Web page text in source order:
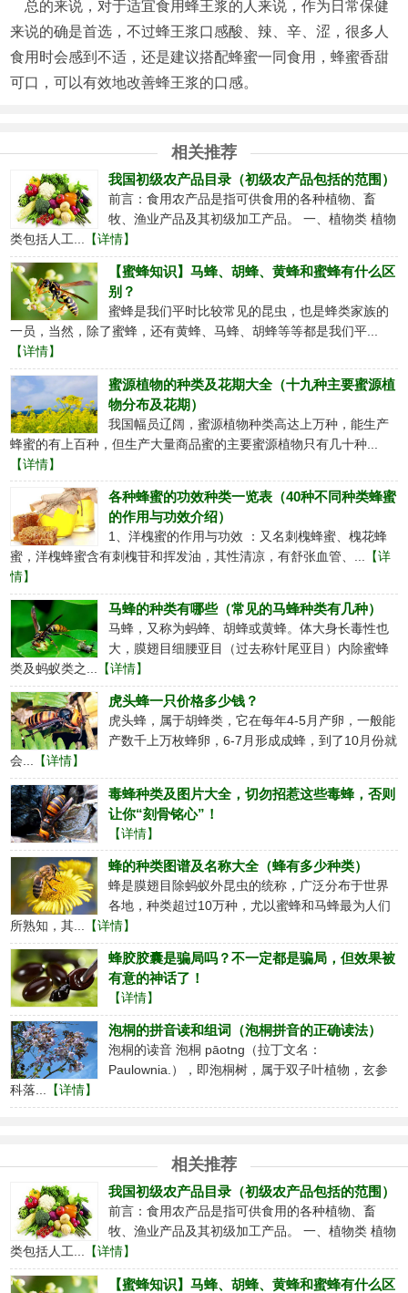
总的来说，对于适宜食用蜂王浆的人来说，作为日常保健
来说的确是首选，不过蜂王浆口感酸、辣、辛、涩，很多人
食用时会感到不适，还是建议搭配蜂蜜一同食用，蜂蜜香甜
可口，可以有效地改善蜂王浆的口感。
相关推荐
我国初级农产品目录（初级农产品包括的范围）
前言：食用农产品是指可供食用的各种植物、畜
牧、渔业产品及其初级加工产品。 一、植物类 植物
类包括人工... 【详情】
【蜜蜂知识】马蜂、胡蜂、黄蜂和蜜蜂有什么区
别？
蜜蜂是我们平时比较常见的昆虫，也是蜂类家族的
一员，当然，除了蜜蜂，还有黄蜂、马蜂、胡蜂等等都是我们平...
【详情】
蜜源植物的种类及花期大全（十九种主要蜜源植
物分布及花期）
我国幅员辽阔，蜜源植物种类高达上万种，能生产
蜂蜜的有上百种，但生产大量商品蜜的主要蜜源植物只有几十种...
【详情】
各种蜂蜜的功效种类一览表（40种不同种类蜂蜜
的作用与功效介绍）
1、洋槐蜜的作用与功效 ：又名刺槐蜂蜜、槐花蜂
蜜，洋槐蜂蜜含有刺槐苷和挥发油，其性清凉，有舒张血管、...
【详
情】
马蜂的种类有哪些（常见的马蜂种类有几种）
马蜂，又称为蚂蜂、胡蜂或黄蜂。体大身长毒性也
大，膜翅目细腰亚目（过去称针尾亚目）内除蜜蜂
类及蚂蚁类之... 【详情】
虎头蜂一只价格多少钱？
虎头蜂，属于胡蜂类，它在每年4-5月产卵，一般能
产数千上万枚蜂卵，6-7月形成成蜂，到了10月份就
会... 【详情】
毒蜂种类及图片大全，切勿招惹这些毒蜂，否则
让你“刻骨铭心”！
【详情】
蜂的种类图谱及名称大全（蜂有多少种类）
蜂是膜翅目除蚂蚁外昆虫的统称，广泛分布于世界
各地，种类超过10万种，尤以蜜蜂和马蜂最为人们
所熟知，其...
【详情】
蜂胶胶囊是骗局吗？不一定都是骗局，但效果被
有意的神话了！
【详情】
泡桐的拼音读和组词（泡桐拼音的正确读法）
泡桐的读音 泡桐 pāotng（拉丁文名：
Paulownia.），即泡桐树，属于双子叶植物，玄参
科落... 【详情】
相关推荐
我国初级农产品目录（初级农产品包括的范围）
前言：食用农产品是指可供食用的各种植物、畜
牧、渔业产品及其初级加工产品。 一、植物类 植物
类包括人工... 【详情】
【蜜蜂知识】马蜂、胡蜂、黄蜂和蜜蜂有什么区